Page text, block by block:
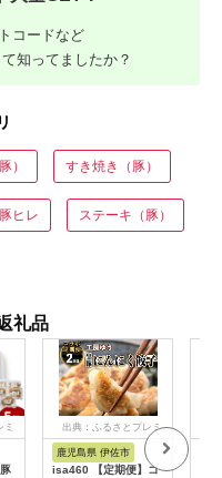
コードなど
知ってましたか？
） すき焼き（豚）
豚ヒレ ステーキ（豚）
礼品
ミ
出典：ふるさとプレミ
アム
鹿児島県 伊佐市
isa460 【定期便】コ